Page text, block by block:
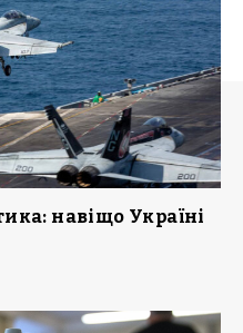
навіщо Україні